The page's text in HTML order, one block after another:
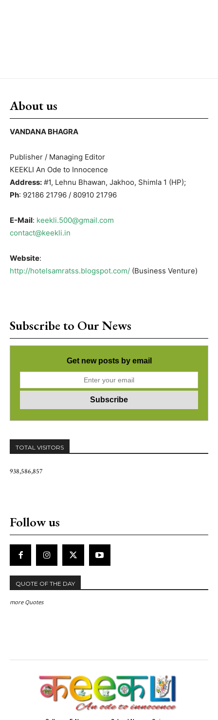
About us
VANDANA BHAGRA
Publisher / Managing Editor
KEEKLI An Ode to Innocence
Address: #1, Lehnu Bhawan, Jakhoo, Shimla 1 (HP);
Ph: 92186 21796 / 80910 21796
E-Mail: keekli.500@gmail.com
contact@keekli.in
Website:
http://hotelsamratss.blogspot.com/ (Business Venture)
Subscribe to Our News
Get new posts by email
TOTAL VISITORS
938,586,857
Follow us
QUOTE OF THE DAY
more Quotes